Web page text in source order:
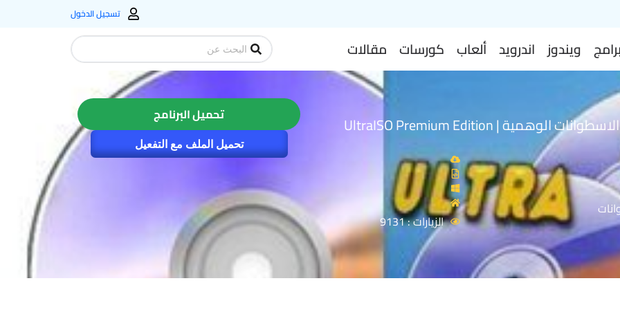
تسجيل الدخول
برامج ويندوز اندرويد ألعاب كورسات مقالات
Search
...
برنامج تشغيل الاسطوانات الوهمية | UltraISO Premium Edition
الزيارات : 9131
تحميل البرنامج
تحميل الملف مع التفعيل